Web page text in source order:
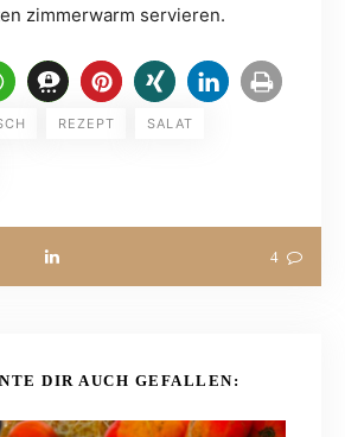
zimmerwarm servieren.
REZEPT SALAT
4
DIR AUCH GEFALLEN: